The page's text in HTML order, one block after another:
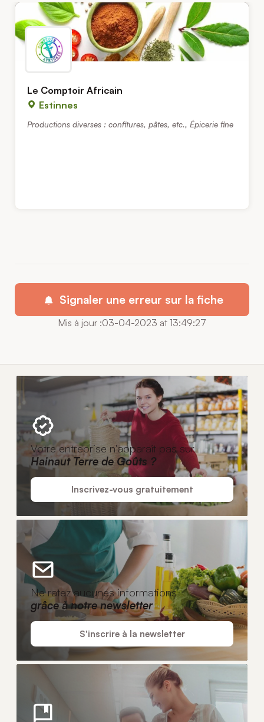
Le Comptoir Africain
Estinnes
Productions diverses : confitures, pâtes, etc., Épicerie fine
Signaler une erreur sur la fiche
Mis à jour :03-04-2023 at 13:49:27
Votre entreprise n'apparaît pas sur
Hainaut Terre de Goûts ?
Inscrivez-vous gratuitement
Ne ratez aucunes informations
grâce à notre newsletter
S'inscrire à la newsletter